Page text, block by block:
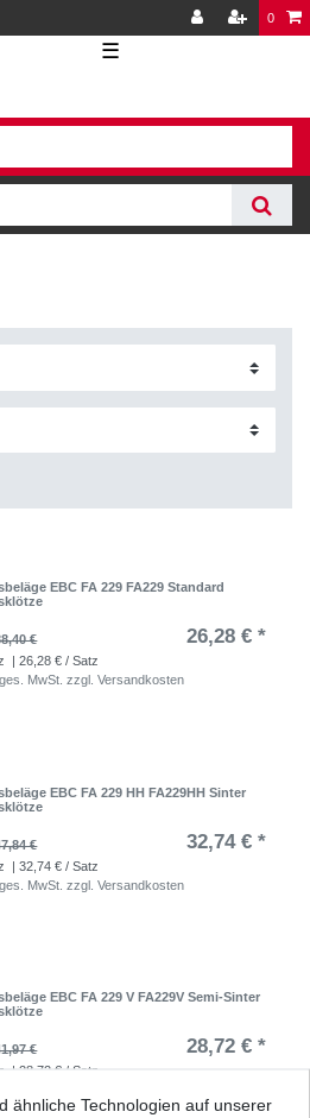
0
☰
EBC FA 229 FA229 Standard
€ 26,28 € *
| 26,28 € / Satz
MwSt. zzgl.Versandkosten
EBC FA 229 HH FA229HH Sinter
€ 32,74 € *
| 32,74 € / Satz
MwSt. zzgl.Versandkosten
EBC FA 229 V FA229V Semi-Sinter
€ 28,72 € *
| 28,72 € / Satz
ähnliche Technologien auf unserer